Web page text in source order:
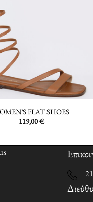
FLAT SHOES
119,00€